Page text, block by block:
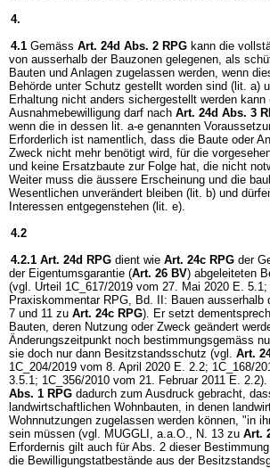
4.
4.1 Gemäss Art. 24d Abs. 2 RPG kann die
von ausserhalb der Bauzonen gelegenen, als
Bauten und Anlagen zugelassen werden, wenn
Behörde unter Schutz gestellt worden sind (lit. a)
Erhaltung nicht anders sichergestellt werden kann
Ausnahmebewilligung darf nach Art. 24d Abs. 3
wenn die in dessen lit. a-e genannten
Erforderlich ist namentlich, dass die Baute oder
Zweck nicht mehr benötigt wird, für die
und keine Ersatzbaute zur Folge hat, die nicht
Weiter muss die äussere Erscheinung und die
Wesentlichen unverändert bleiben (lit. b) und
Interessen entgegenstehen (lit. e).
4.2
4.2.1 Art. 24d RPG dient wie Art. 24c RPG der
der Eigentumsgarantie (Art. 26 BV) abgeleiteten
(vgl. Urteil 1C_617/2019 vom 27. Mai 2020 E.
Praxiskommentar RPG, Bd. II: Bauen ausserhalb
7 und 11 zu Art. 24c RPG). Er setzt
Bauten, deren Nutzung oder Zweck geändert
Änderungszeitpunkt noch bestimmungsgemäss
sie doch nur dann Besitzstandsschutz (vgl. Art.
1C_204/2019 vom 8. April 2020 E. 2.2; 1C_168/
3.5.1; 1C_356/2010 vom 21. Februar 2011 E.
Abs. 1 RPG dadurch zum Ausdruck gebracht,
landwirtschaftlichen Wohnbauten, in denen
Wohnnutzungen zugelassen werden können, "in
sein müssen (vgl. MUGGLI, a.a.O., N. 13 zu Art.
Erfordernis gilt auch für Abs. 2 dieser
die Bewilligungstatbestände aus der